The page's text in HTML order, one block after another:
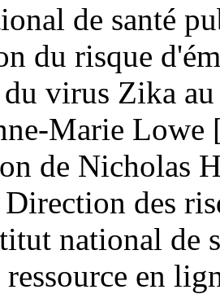
de santé
du risque
virus Zika
Marie Lowe
de Nicholas
des
national de
en